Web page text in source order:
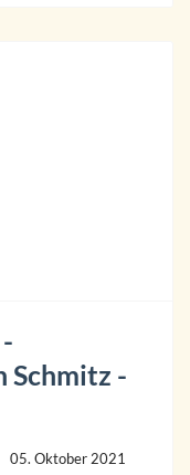
Schmitz -
05. Oktober 2021